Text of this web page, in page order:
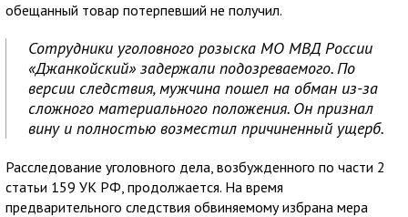
обещанный товар потерпевший не получил.
Сотрудники уголовного розыска МО МВД России
«Джанкойский» задержали подозреваемого. По
версии следствия, мужчина пошел на обман из-за
сложного материального положения. Он признал
вину и полностью возместил причиненный ущерб.
Расследование уголовного дела, возбужденного по части 2
статьи 159 УК РФ, продолжается. На время
предварительного следствия обвиняемому избрана мера